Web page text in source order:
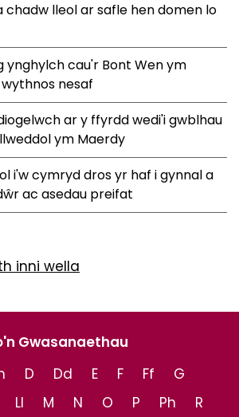
chadw lleol ar safle hen domen lo
ynghylch cau'r Bont Wen ym
nesaf
ar y ffyrdd wedi'i gwblhau
ym Maerdy
i'w cymryd dros yr haf i gynnal a
ac asedau preifat
inni wella
Gwasanaethau
D Dd E F Ff
G
Ll M N O P Ph
R